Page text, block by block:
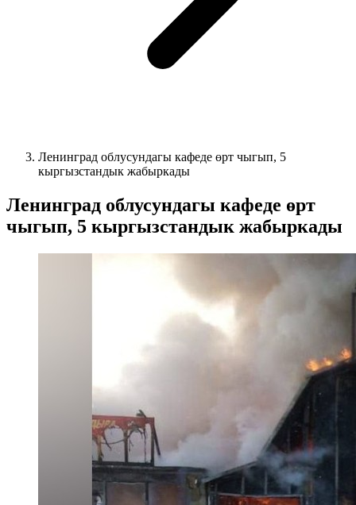
Ленинград облусундагы кафеде өрт чыгып, 5
кыргызстандык жабыркады
Ленинград облусундагы кафеде өрт
чыгып, 5 кыргызстандык жабыркады